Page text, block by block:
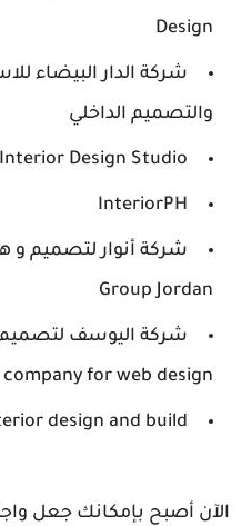
Design
شركة الدار البيضاء
والتصميم الداخلي
Design Studio
InteriorPH
Group Jordan
company for web design
design and build
الآن أصبح بإمكانك جعل